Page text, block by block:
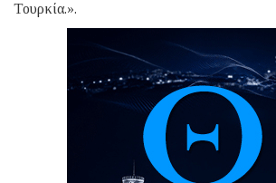
Τουρκία.».